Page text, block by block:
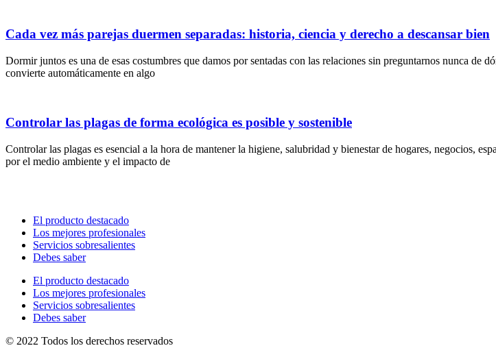
Cada vez más parejas duermen separadas: historia, ciencia y derecho a descansar bien
Dormir juntos es una de esas costumbres que damos por sentadas con las relaciones sin preguntarnos nunca de
convierte automáticamente en algo
Controlar las plagas de forma ecológica es posible y sostenible
Controlar las plagas es esencial a la hora de mantener la higiene, salubridad y bienestar de hogares, negocios,
por el medio ambiente y el impacto de
El producto destacado
Los mejores profesionales
Servicios sobresalientes
Debes saber
El producto destacado
Los mejores profesionales
Servicios sobresalientes
Debes saber
© 2022 Todos los derechos reservados